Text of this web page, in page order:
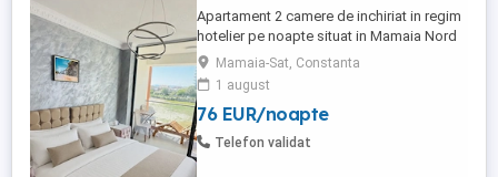
Apartament 2 camere de inchiriat in regim
hotelier pe noapte situat in Mamaia Nord
in fata complexului Phoenicia, linia 1 de la
mare, chiar pe plaja, in complexul Roca
Residence, cea mai buna locatie din
Mamaia, apartamente chiar pe plaja, cu
vedere si la mare, terasa, cu acces direct
Mamaia-Sat, Constanta
1 august
76 EUR/noapte
Telefon validat